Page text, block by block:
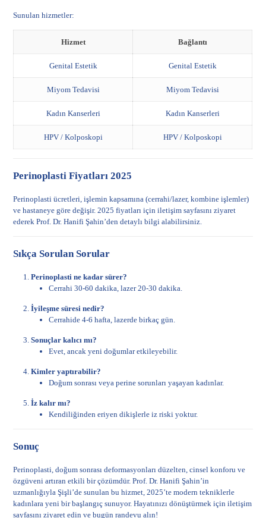
Sunulan hizmetler:
Hizmet Bağlantı
Genital Estetik Genital Estetik
Miyom Tedavisi Miyom Tedavisi
Kadın Kanserleri Kadın Kanserleri
HPV / Kolposkopi HPV / Kolposkopi
Perinoplasti Fiyatları 2025
Perinoplasti ücretleri, işlemin kapsamına (cerrahi/lazer, kombine işlemler)
ve hastaneye göre değişir. 2025 fiyatları içiniletişim sayfasını ziyaret
ederek Prof. Dr. Hanifi Şahin’den detaylı bilgi alabilirsiniz.
Sıkça Sorulan Sorular
Perinoplasti ne kadar sürer?
Cerrahi 30-60 dakika, lazer 20-30 dakika.
İyileşme süresi nedir?
Cerrahide 4-6 hafta, lazerde birkaç gün.
Sonuçlar kalıcı mı?
Evet, ancak yeni doğumlar etkileyebilir.
Kimler yaptırabilir?
Doğum sonrası veya perine sorunları yaşayan kadınlar.
İz kalır mı?
Kendiliğinden eriyen dikişlerle iz riski yoktur.
Sonuç
Perinoplasti, doğum sonrası deformasyonları düzelten, cinsel konforu ve
özgüveni artıran etkili bir çözümdür. Prof. Dr. Hanifi Şahin’in
uzmanlığıyla Şişli’de sunulan bu hizmet, 2025’te modern tekniklerle
kadınlara yeni bir başlangıç sunuyor. Hayatınızı dönüştürmek içiniletişim
sayfasını ziyaret edin ve bugün randevu alın!